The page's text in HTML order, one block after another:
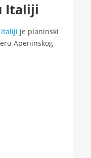
Italiji
je planinski
Apeninskog